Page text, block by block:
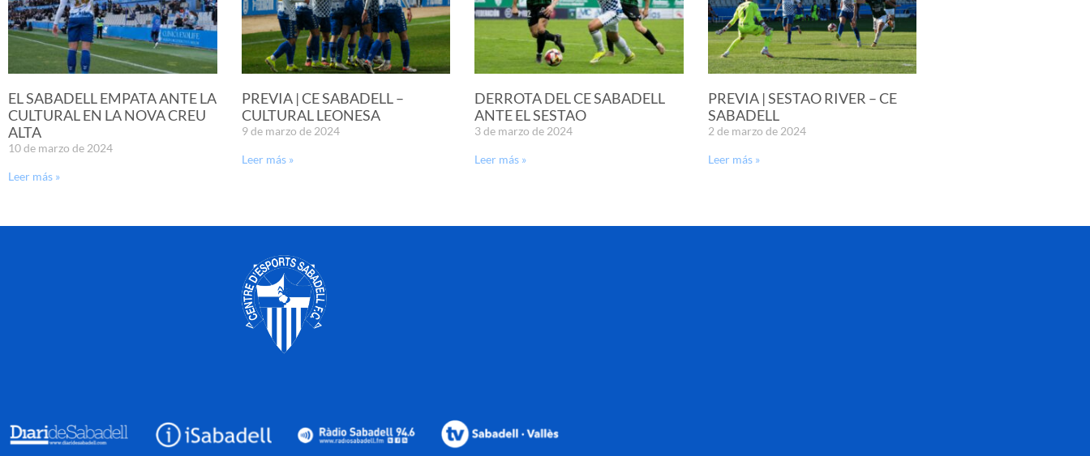
EL SABADELL EMPATA ANTE LA
CULTURAL EN LA NOVA CREU
ALTA
10 de marzo de 2024
Leer más »
PREVIA | CE SABADELL –
CULTURAL LEONESA
9 de marzo de 2024
Leer más »
DERROTA DEL CE SABADELL
ANTE EL SESTAO
3 de marzo de 2024
Leer más »
PREVIA | SESTAO RIVER – CE
SABADELL
2 de marzo de 2024
Leer más »